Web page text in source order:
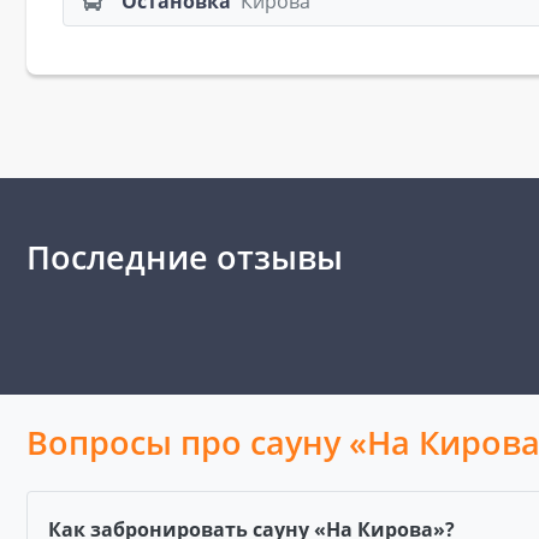
Последние отзывы
Вопросы про сауну «На
Как забронировать сауну «На Кирова»?